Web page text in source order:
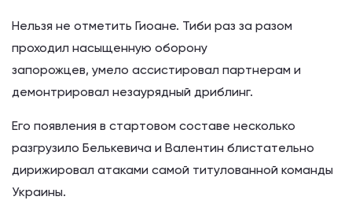
Нельзя не отметить Гиоане. Тиби раз за разом
проходил насыщенную оборону
запорожцев, умело ассистировал партнерам и
демонтрировал незаурядный дриблинг.
Его появления в стартовом составе несколько
разгрузило Белькевича и Валентин блистательно
дирижировал атаками самой титулованной команды
Украины.